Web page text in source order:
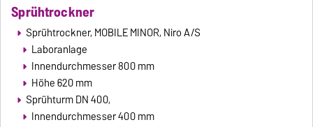
Sprühtrockner
Sprühtrockner, MOBILE MINOR, Niro A/S
Laboranlage
Innendurchmesser 800 mm
Höhe 620 mm
Sprühturm DN 400,
Innendurchmesser 400 mm